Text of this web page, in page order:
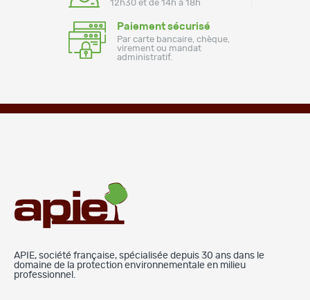
12h30 et de 14h à 18h
Paiement sécurisé
Par carte bancaire, chèque,
virement ou mandat
administratif.
APIE, société française, spécialisée depuis 30 ans dans le
domaine de la protection environnementale en milieu
professionnel.